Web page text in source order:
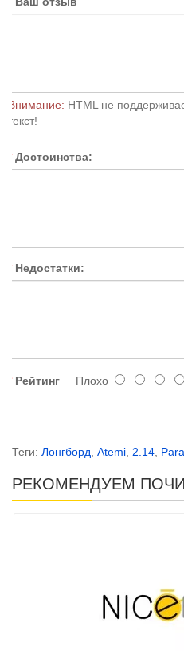
Внимание: HTML не
текст!
Достоинства:
Недостатки:
Рейтинг Плохо
Теги: Лонгборд Atemi 2.14
РЕКОМЕНДУЕМ